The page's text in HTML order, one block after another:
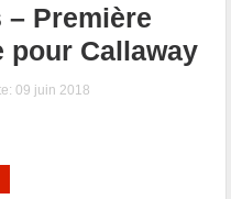
– Première
pour Callaway
09 juin 2018